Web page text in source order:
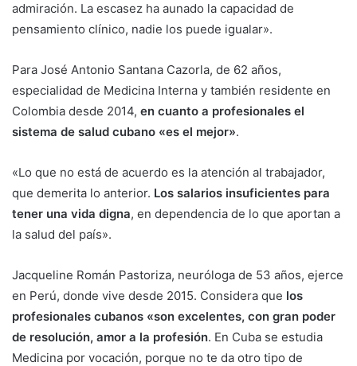
admiración. La escasez ha aunado la capacidad de
pensamiento clínico, nadie los puede igualar».
Para José Antonio Santana Cazorla, de 62 años,
especialidad de Medicina Interna y también residente en
Colombia desde 2014, en cuanto a profesionales el
sistema de salud cubano «es el mejor».
«Lo que no está de acuerdo es la atención al trabajador,
que demerita lo anterior. Los salarios insuficientes para
tener una vida digna, en dependencia de lo que aportan a
la salud del país».
Jacqueline Román Pastoriza, neuróloga de 53 años, ejerce
en Perú, donde vive desde 2015. Considera que los
profesionales cubanos «son excelentes, con gran poder
de resolución, amor a la profesión. En Cuba se estudia
Medicina por vocación, porque no te da otro tipo de